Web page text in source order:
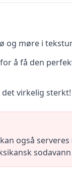
og møre i
å få den
virkelig sterkt!
også